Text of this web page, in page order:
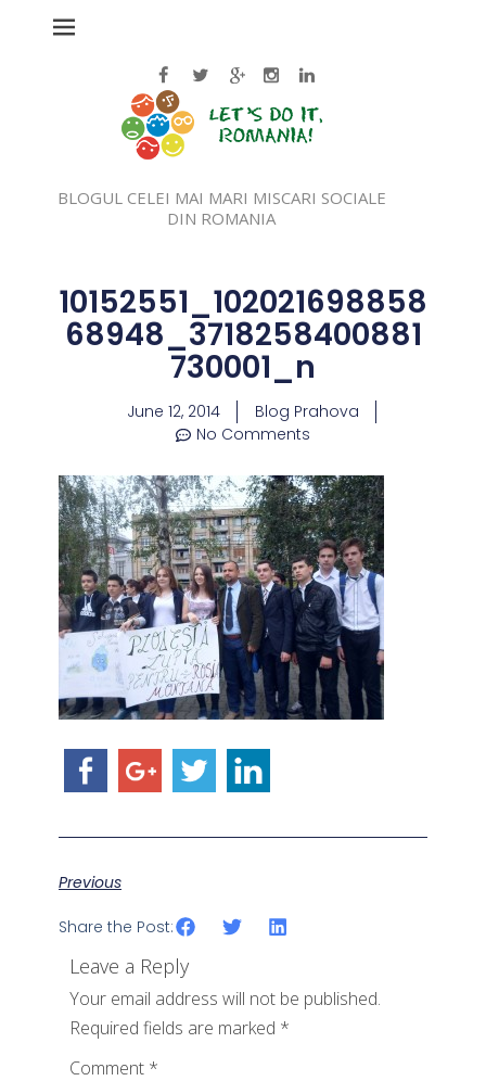
BLOGUL CELEI MAI MARI MISCARI SOCIALE
DIN ROMANIA
10152551_102021698858
68948_3718258400881
730001_n
June 12, 2014
Blog Prahova
No Comments
Previous
Share the Post:
Leave a Reply
Your email address will not be published.
Required fields are marked *
Comment *